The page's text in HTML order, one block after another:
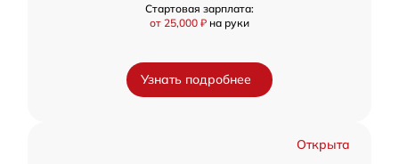
Стартовая зарплата:
от 25,000 ₽ на руки
Узнать подробнее
Открыта